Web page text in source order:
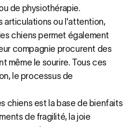
de physiothérapie.
articulations ou l'attention,
chiens permet également
compagnie procurent des
même le sourire. Tous ces
le processus de
chiens est la base de bienfaits
de fragilité, la joie